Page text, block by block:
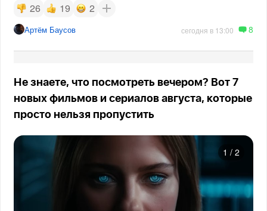
26 19 2
Артём Баусов сегодня в 13:00 8
Не знаете, что посмотреть вечером? Вот 7
новых фильмов и сериалов августа, которые
просто нельзя пропустить
1 / 2